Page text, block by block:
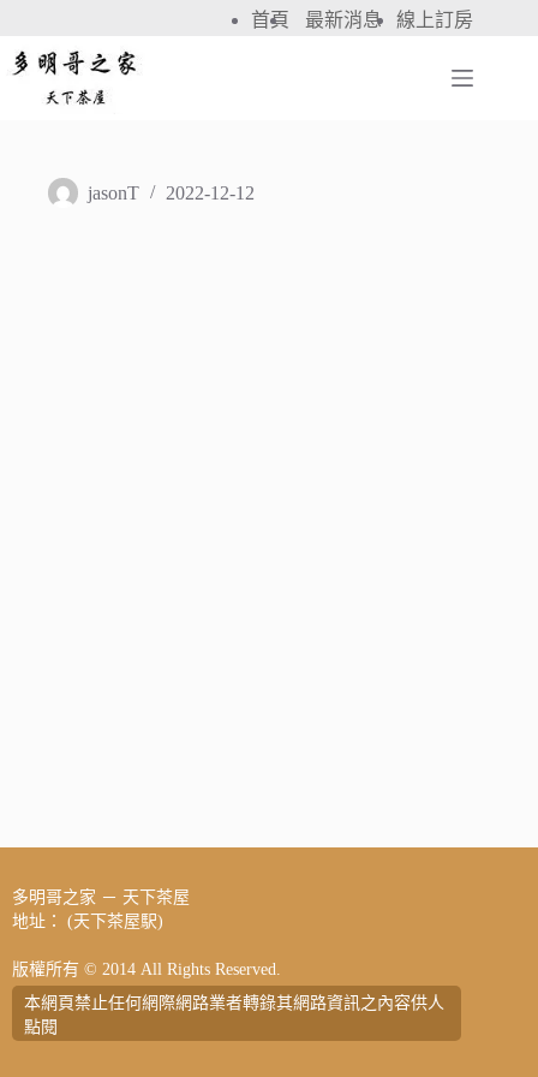
首頁 最新消息 線上訂房
jasonT 2022-12-12
多明哥之家 － 天下茶屋
地址： (天下茶屋駅)
版權所有 © 2014 All Rights Reserved.
本網頁禁止任何網際網路業者轉錄其網路資訊之內容供人
點閱